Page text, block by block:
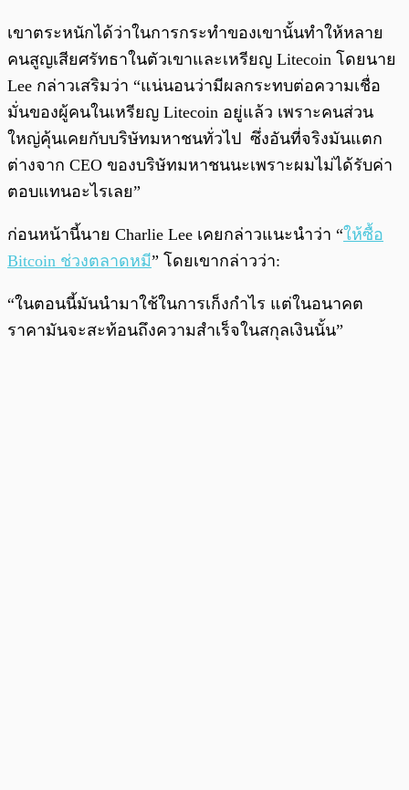
เขาตระหนักได้ว่าในการกระทำของเขานั้นทำให้หลาย
คนสูญเสียศรัทธาในตัวเขาและเหรียญ Litecoin โดยนาย
Lee กล่าวเสริมว่า “แน่นอนว่ามีผลกระทบต่อความเชื่อ
มั่นของผู้คนในเหรียญ Litecoin อยู่แล้ว เพราะคนส่วน
ใหญ่คุ้นเคยกับบริษัทมหาชนทั่วไป ซึ่งอันที่จริงมันแตก
ต่างจาก CEO ของบริษัทมหาชนนะเพราะผมไม่ได้รับค่า
ตอบแทนอะไรเลย”
ก่อนหน้านี้นาย Charlie Lee เคยกล่าวแนะนำว่า “ให้ซื้อ
Bitcoin ช่วงตลาดหมี” โดยเขากล่าวว่า:
“ในตอนนี้มันนำมาใช้ในการเก็งกำไร แต่ในอนาคต
ราคามันจะสะท้อนถึงความสำเร็จในสกุลเงินนั้น”